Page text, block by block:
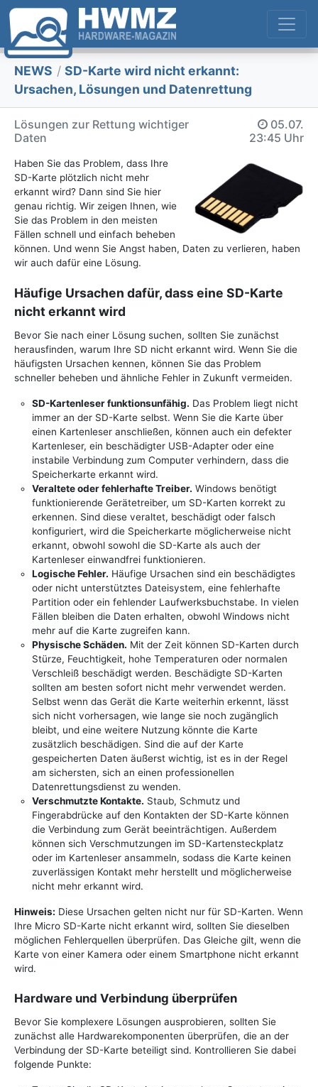
NEWS / SD-Karte wird nicht erkannt:
Ursachen, Lösungen und Datenrettung
Lösungen zur Rettung wichtiger
Daten
05.07.
23:45 Uhr
Haben Sie das Problem, dass Ihre
SD-Karte plötzlich nicht mehr
erkannt wird? Dann sind Sie hier
genau richtig. Wir zeigen Ihnen, wie
Sie das Problem in den meisten
Fällen schnell und einfach beheben
können. Und wenn Sie Angst haben, Daten zu verlieren, haben
wir auch dafür eine Lösung.
Häufige Ursachen dafür, dass eine SD-Karte
nicht erkannt wird
Bevor Sie nach einer Lösung suchen, sollten Sie zunächst
herausfinden, warum Ihre SD nicht erkannt wird. Wenn Sie die
häufigsten Ursachen kennen, können Sie das Problem
schneller beheben und ähnliche Fehler in Zukunft vermeiden.
SD-Kartenleser funktionsunfähig. Das Problem liegt nicht
immer an der SD-Karte selbst. Wenn Sie die Karte über
einen Kartenleser anschließen, können auch ein defekter
Kartenleser, ein beschädigter USB-Adapter oder eine
instabile Verbindung zum Computer verhindern, dass die
Speicherkarte erkannt wird.
Veraltete oder fehlerhafte Treiber. Windows benötigt
funktionierende Gerätetreiber, um SD-Karten korrekt zu
erkennen. Sind diese veraltet, beschädigt oder falsch
konfiguriert, wird die Speicherkarte möglicherweise nicht
erkannt, obwohl sowohl die SD-Karte als auch der
Kartenleser einwandfrei funktionieren.
Logische Fehler. Häufige Ursachen sind ein beschädigtes
oder nicht unterstütztes Dateisystem, eine fehlerhafte
Partition oder ein fehlender Laufwerksbuchstabe. In vielen
Fällen bleiben die Daten erhalten, obwohl Windows nicht
mehr auf die Karte zugreifen kann.
Physische Schäden. Mit der Zeit können SD-Karten durch
Stürze, Feuchtigkeit, hohe Temperaturen oder normalen
Verschleiß beschädigt werden. Beschädigte SD-Karten
sollten am besten sofort nicht mehr verwendet werden.
Selbst wenn das Gerät die Karte weiterhin erkennt, lässt
sich nicht vorhersagen, wie lange sie noch zugänglich
bleibt, und eine weitere Nutzung könnte die Karte
zusätzlich beschädigen. Sind die auf der Karte
gespeicherten Daten äußerst wichtig, ist es in der Regel
am sichersten, sich an einen professionellen
Datenrettungsdienst zu wenden.
Verschmutzte Kontakte. Staub, Schmutz und
Fingerabdrücke auf den Kontakten der SD-Karte können
die Verbindung zum Gerät beeinträchtigen. Außerdem
können sich Verschmutzungen im SD-Kartensteckplatz
oder im Kartenleser ansammeln, sodass die Karte keinen
zuverlässigen Kontakt mehr herstellt und möglicherweise
nicht mehr erkannt wird.
Hinweis: Diese Ursachen gelten nicht nur für SD-Karten. Wenn
Ihre Micro SD-Karte nicht erkannt wird, sollten Sie dieselben
möglichen Fehlerquellen überprüfen. Das Gleiche gilt, wenn die
Karte von einer Kamera oder einem Smartphone nicht erkannt
wird.
Hardware und Verbindung überprüfen
Bevor Sie komplexere Lösungen ausprobieren, sollten Sie
zunächst alle Hardwarekomponenten überprüfen, die an der
Verbindung der SD-Karte beteiligt sind. Kontrollieren Sie dabei
folgende Punkte: